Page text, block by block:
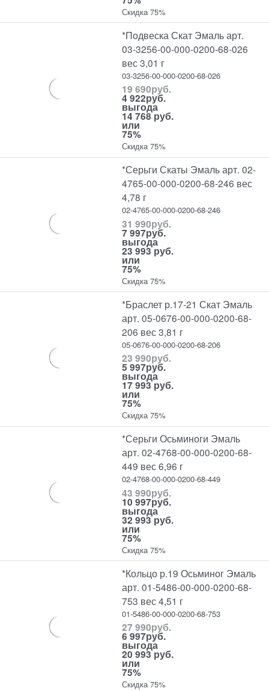
Скидка 75%
*Подвеска Скат Эмаль арт.
03-3256-00-000-0200-68-026
вес 3,01 г
03-3256-00-000-0200-68-026
19 690руб.
4 922руб.
выгода
14 768 руб.
или
75%
Скидка 75%
*Серьги Скаты Эмаль арт. 02-
4765-00-000-0200-68-246 вес
4,78 г
02-4765-00-000-0200-68-246
31 990руб.
7 997руб.
выгода
23 993 руб.
или
75%
Скидка 75%
*Браслет р.17-21 Скат Эмаль
арт. 05-0676-00-000-0200-68-
206 вес 3,81 г
05-0676-00-000-0200-68-206
23 990руб.
5 997руб.
выгода
17 993 руб.
или
75%
Скидка 75%
*Серьги Осьминоги Эмаль
арт. 02-4768-00-000-0200-68-
449 вес 6,96 г
02-4768-00-000-0200-68-449
43 990руб.
10 997руб.
выгода
32 993 руб.
или
75%
Скидка 75%
*Кольцо р.19 Осьминог Эмаль
арт. 01-5486-00-000-0200-68-
753 вес 4,51 г
01-5486-00-000-0200-68-753
27 990руб.
6 997руб.
выгода
20 993 руб.
или
75%
Скидка 75%